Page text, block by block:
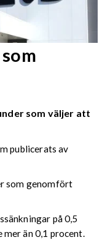
som väljer att
publicerats av
som genomfört
på 0,5
mer än 0,1 procent.